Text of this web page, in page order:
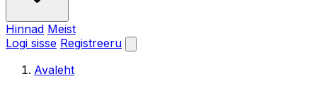
Hinnad Meist
Logi sisse Registreeru
Avaleht